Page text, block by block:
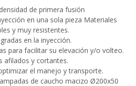
de primera fusión
en una sola pieza Materiales
y muy resistentes.
en la inyección.
para facilitar su elevación y/o volteo.
afilados y cortantes.
el manejo y transporte.
de caucho macizo Ø200x50